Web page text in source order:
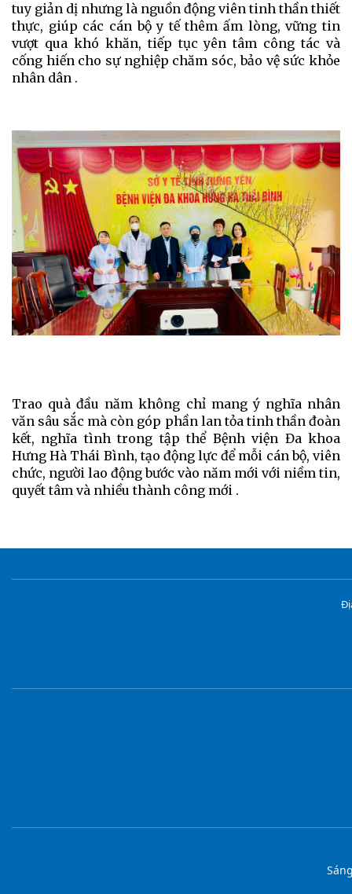
tuy giản dị nhưng là nguồn động viên tinh thần thiết
thực, giúp các cán bộ y tế thêm ấm lòng, vững tin
vượt qua khó khăn, tiếp tục yên tâm công tác và
cống hiến cho sự nghiệp chăm sóc, bảo vệ sức khỏe
nhân dân .
Trao quà đầu năm không chỉ mang ý nghĩa nhân
văn sâu sắc mà còn góp phần lan tỏa tinh thần đoàn
kết, nghĩa tình trong tập thể Bệnh viện Đa khoa
Hưng Hà Thái Bình, tạo động lực để mỗi cán bộ, viên
chức, người lao động bước vào năm mới với niềm tin,
quyết tâm và nhiều thành công mới .